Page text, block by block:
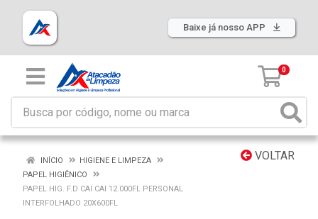
Baixe já nosso APP
0
VOLTAR
INÍCIO
HIGIENE E LIMPEZA
PAPEL HIGIÊNICO
PAPEL HIG. F.D CAI CAI 12.000FL PERSONAL
INTERFOLHADO 20X600FL